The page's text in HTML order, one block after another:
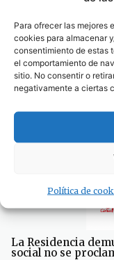
Para ofrecer las mejores
cookies para almacenar
consentimiento de estas
el comportamiento de
sitio. No consentir o
negativamente a ciertas
Política de
presunto maltrato
La Residencia
social no se